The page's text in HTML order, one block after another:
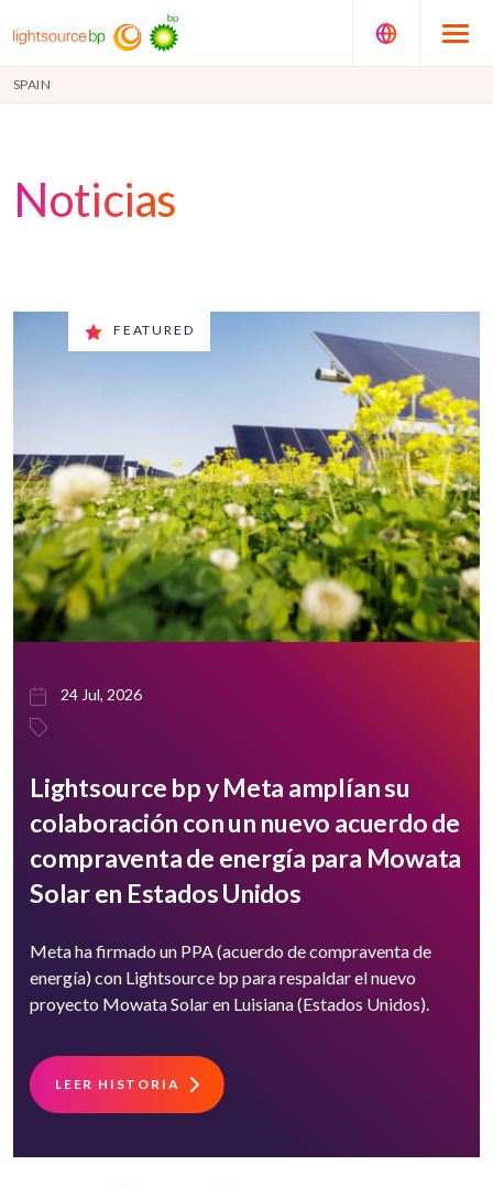
SPAIN
Noticias
FEATURED
24 Jul, 2026
Lightsource bp y Meta amplían su
colaboración con un nuevo acuerdo de
compraventa de energía para Mowata
Solar en Estados Unidos
Meta ha firmado un PPA (acuerdo de compraventa de
energía) con Lightsource bp para respaldar el nuevo
proyecto Mowata Solar en Luisiana (Estados Unidos).
LEER HISTORIA